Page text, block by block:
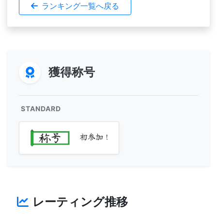
ランキング一覧へ戻る
獲得称号
STANDARD
初参加！
レーティング推移